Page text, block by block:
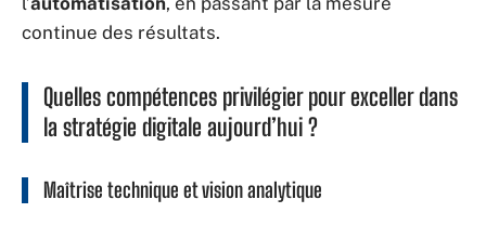
continue des résultats.
Quelles compétences privilégier pour exceller dans
la stratégie digitale aujourd’hui ?
Maîtrise technique et vision analytique